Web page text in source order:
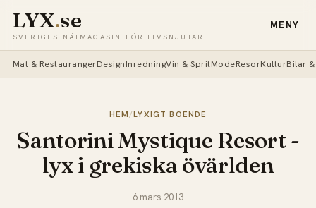
LYX.se
SVERIGES NÄTMAGASIN FÖR LIVSNJUTARE
MENY
Mat & RestaurangerDesignInredningVin & SpritModeResorKulturBilar
HEM/LYXIGT BOENDE
Santorini Mystique Resort -
lyx i grekiska övärlden
6 mars 2013